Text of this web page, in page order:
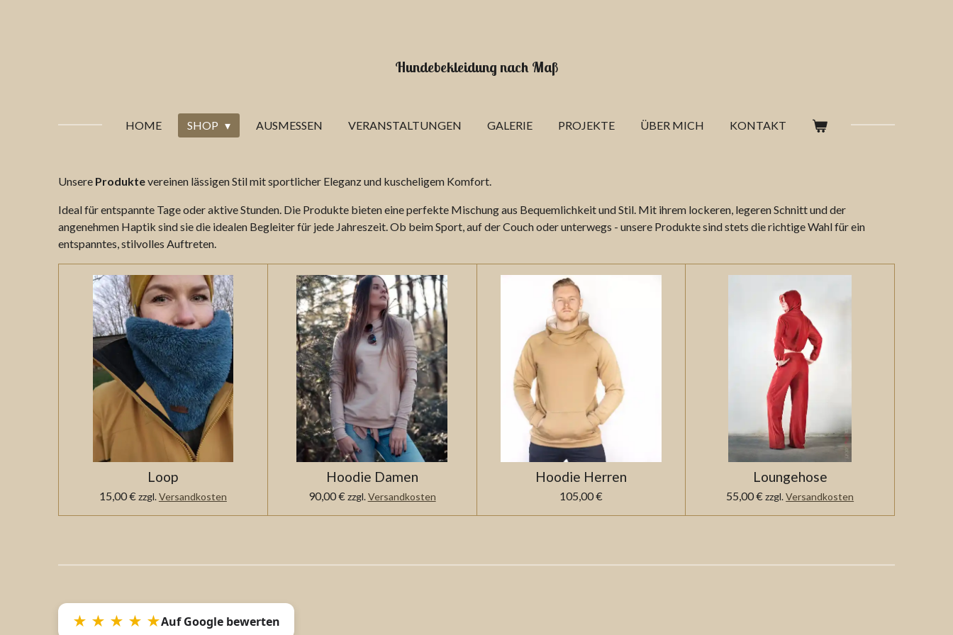
Hundebekleidung nach Maß
HOME SHOP AUSMESSEN VERANSTALTUNGEN GALERIE PROJEKTE ÜBER MICH KONTAKT
Unsere Produktevereinen lässigen Stil mit sportlicher Eleganz und kuscheligem Komfort.
Ideal für entspannte Tage oder aktive Stunden. Die Produkte bieten eine perfekte Mischung aus Bequemlichkeit und Stil. Mit ihrem lockeren, legeren Schnitt und der
angenehmen Haptik sind sie die idealen Begleiter für jede Jahreszeit. Ob beim Sport, auf der Couch oder unterwegs - unsere Produkte sind stets die richtige Wahl für ein
entspanntes, stilvolles Auftreten.
Loop
15,00 € zzgl.Versandkosten
Hoodie Damen
90,00 € zzgl.Versandkosten
Hoodie Herren
105,00 €
Loungehose
55,00 € zzgl.Versandkosten
★ ★ ★ ★ ★Auf Google bewerten